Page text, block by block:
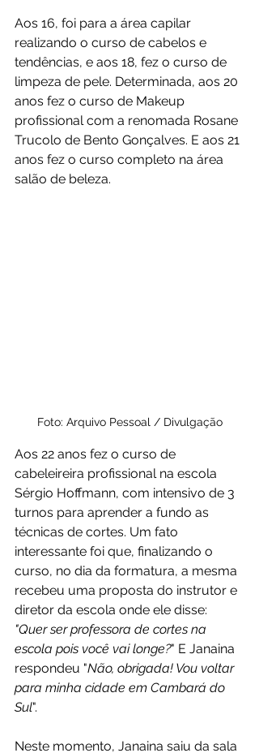
Aos 16, foi para a área capilar
realizando o curso de cabelos e
tendências, e aos 18, fez o curso de
limpeza de pele. Determinada, aos 20
anos fez o curso de Makeup
profissional com a renomada Rosane
Trucolo de Bento Gonçalves. E aos 21
anos fez o curso completo na área
salão de beleza.
Foto: Arquivo Pessoal / Divulgação
Aos 22 anos fez o curso de
cabeleireira profissional na escola
Sérgio Hoffmann, com intensivo de 3
turnos para aprender a fundo as
técnicas de cortes. Um fato
interessante foi que, finalizando o
curso, no dia da formatura, a mesma
recebeu uma proposta do instrutor e
diretor da escola onde ele disse:
"Quer ser professora de cortes na
escola pois você vai longe?" E Janaina
respondeu "Não, obrigada! Vou voltar
para minha cidade em Cambará do
Sul".
Neste momento, Janaina saiu da sala